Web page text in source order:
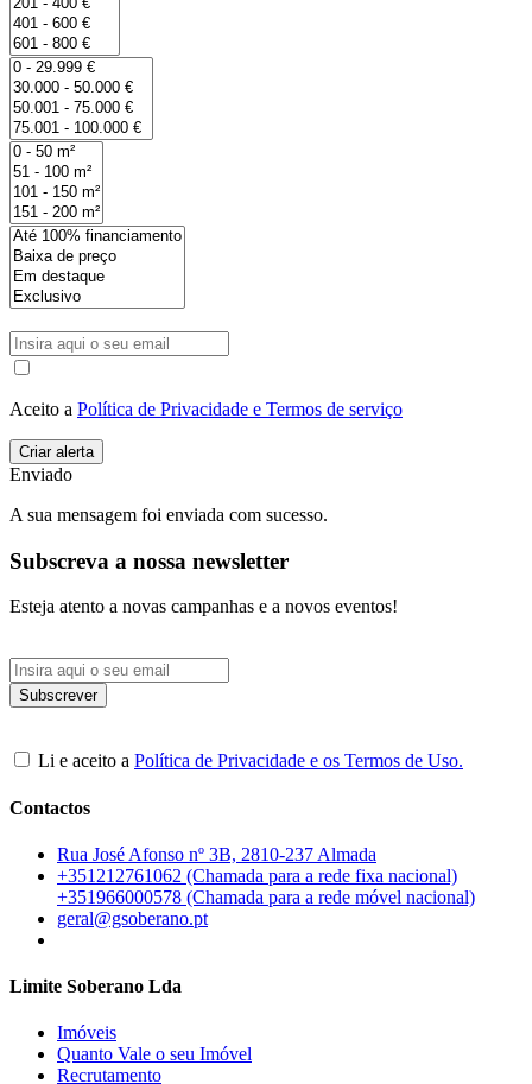
Aceito a Política de Privacidade e Termos de serviço
Enviado
A sua mensagem foi enviada com sucesso.
Subscreva a nossa newsletter
Esteja atento a novas campanhas e a novos eventos!
Li e aceito a Política de Privacidade e os Termos de Uso.
Contactos
Rua José Afonso nº 3B, 2810-237 Almada
+351212761062 (Chamada para a rede fixa nacional)
+351966000578 (Chamada para a rede móvel nacional)
geral@gsoberano.pt
Limite Soberano Lda
Imóveis
Quanto Vale o seu Imóvel
Recrutamento